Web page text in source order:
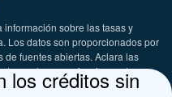
información sobre las tasas y
Los datos son proporcionados por
fuentes abiertas. Aclara las
con las organizaciones de
los créditos sin